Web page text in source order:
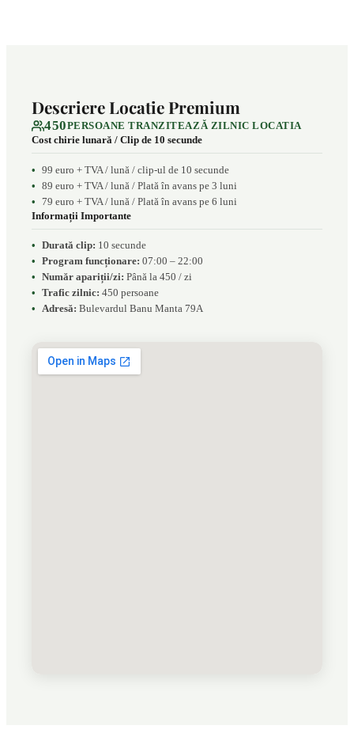
Descriere Locatie Premium
450PERSOANE TRANZITEAZĂ ZILNIC LOCATIA
Cost chirie lunară / Clip de 10 secunde
99 euro + TVA / lună / clip-ul de 10 secunde
89 euro + TVA / lună / Plată în avans pe 3 luni
79 euro + TVA / lună / Plată în avans pe 6 luni
Informații Importante
Durată clip: 10 secunde
Program funcționare: 07:00 – 22:00
Număr apariții/zi: Până la 450 / zi
Trafic zilnic: 450 persoane
Adresă: Bulevardul Banu Manta 79A